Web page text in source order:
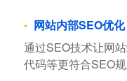
网站内部SEO优化
通过SEO技术让网
代码等更符合SEO规